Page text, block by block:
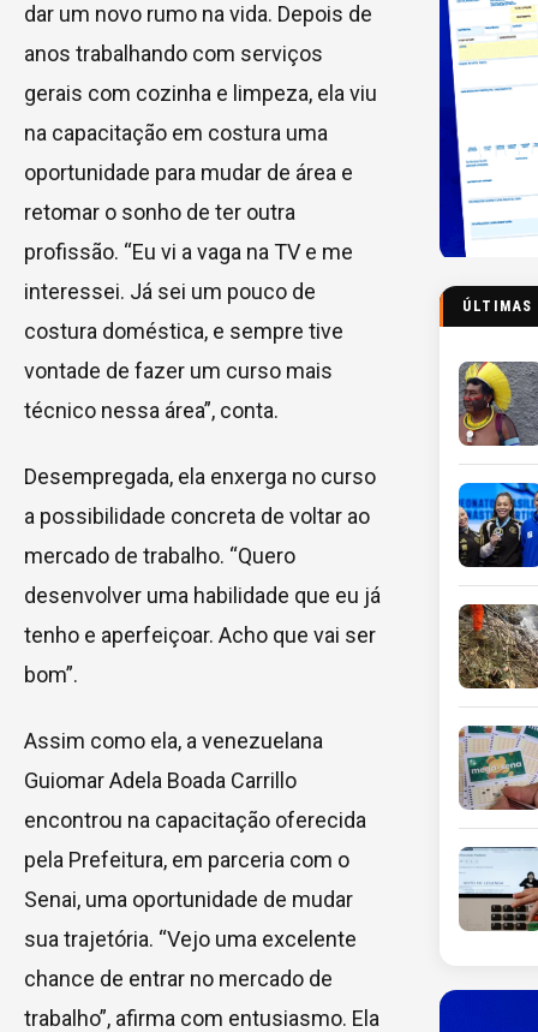
dar um novo rumo na vida. Depois de
anos trabalhando com serviços
gerais com cozinha e limpeza, ela viu
na capacitação em costura uma
oportunidade para mudar de área e
retomar o sonho de ter outra
profissão. “Eu vi a vaga na TV e me
interessei. Já sei um pouco de
costura doméstica, e sempre tive
vontade de fazer um curso mais
técnico nessa área”, conta.
Desempregada, ela enxerga no curso
a possibilidade concreta de voltar ao
mercado de trabalho. “Quero
desenvolver uma habilidade que eu já
tenho e aperfeiçoar. Acho que vai ser
bom”.
Assim como ela, a venezuelana
Guiomar Adela Boada Carrillo
encontrou na capacitação oferecida
pela Prefeitura, em parceria com o
Senai, uma oportunidade de mudar
sua trajetória. “Vejo uma excelente
chance de entrar no mercado de
trabalho”, afirma com entusiasmo. Ela